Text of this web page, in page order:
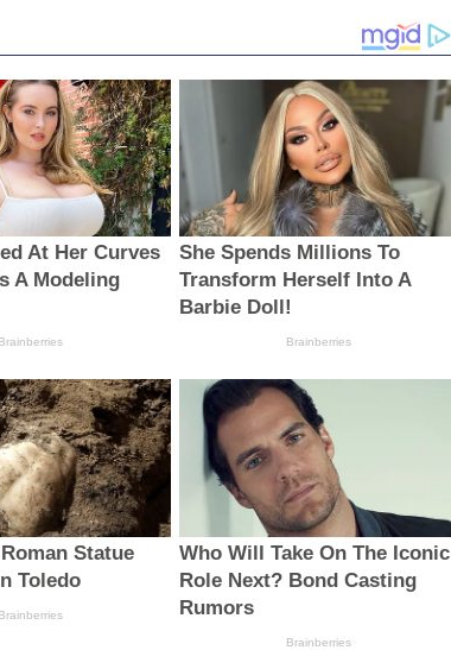
At Her Curves
A Modeling
Brainberries
She Spends Millions To
Transform Herself Into A
Barbie Doll!
Brainberries
Statue
Toledo
Brainberries
Who Will Take On The Iconic
Role Next? Bond Casting
Rumors
Brainberries